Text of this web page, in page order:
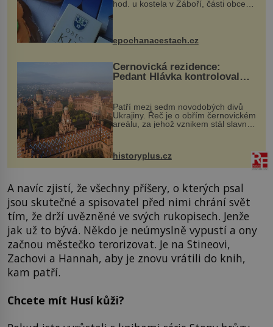
hod. u kostela v Záboří, části obce
Kly u Mělníka. V programu naleznete
komentovanou prohlídku kostela,
epochanacestach.cz
Černovická rezidence:
Pedant Hlávka kontroloval
Patří mezi sedm novodobých divů
Ukrajiny. Řeč je o obřím černovickém
areálu, za jehož vznikem stál slavný
český architekt Josef Hlávka. Ten si
na něm dal mimořádně záležet. Jeho
historyplus.cz
A navíc zjistí, že všechny příšery, o kterých psal
jsou skutečné a spisovatel před nimi chrání svět
tím, že drží uvězněné ve svých rukopisech. Jenže
jak už to bývá. Někdo je neúmyslně vypustí a ony
začnou městečko terorizovat. Je na Stineovi,
Zachovi a Hannah, aby je znovu vrátili do knih,
kam patří.
Chcete mít Husí kůži?